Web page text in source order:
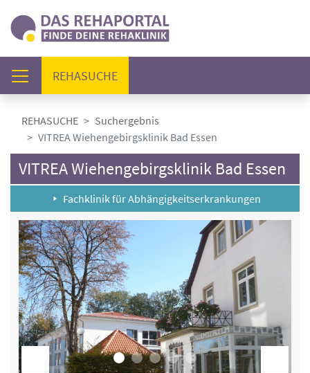
REHASUCHE(AKTUELL)
REHASUCHE
Suchergebnis
VITREA Wiehengebirgsklinik Bad Essen
VITREA Wiehengebirgsklinik Bad Essen
Fachklinik für Abhängigkeitserkrankungen